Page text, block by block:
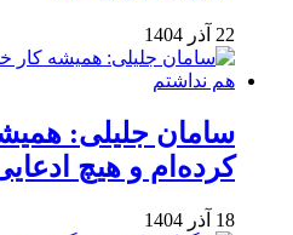
22 آذر 1404
سامان جلیلی:
کرده‌ام و هیچ
18 آذر 1404